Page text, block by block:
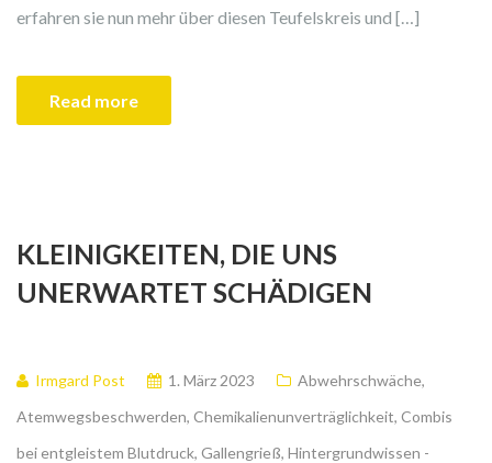
erfahren sie nun mehr über diesen Teufelskreis und […]
Read more
KLEINIGKEITEN, DIE UNS
UNERWARTET SCHÄDIGEN
Irmgard Post 1. März 2023 Abwehrschwäche,
Atemwegsbeschwerden, Chemikalienunverträglichkeit, Combis
bei entgleistem Blutdruck, Gallengrieß, Hintergrundwissen -